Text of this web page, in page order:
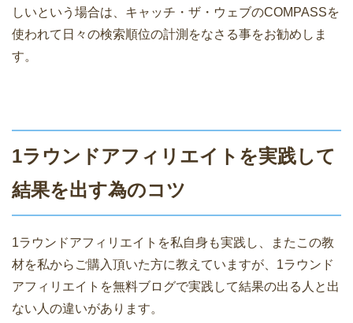
しいという場合は、キャッチ・ザ・ウェブのCOMPASSを
使われて日々の検索順位の計測をなさる事をお勧めしま
す。
1ラウンドアフィリエイトを実践して
結果を出す為のコツ
1ラウンドアフィリエイトを私自身も実践し、またこの教
材を私からご購入頂いた方に教えていますが、1ラウンド
アフィリエイトを無料ブログで実践して結果の出る人と出
ない人の違いがあります。